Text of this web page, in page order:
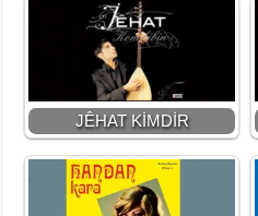
JÊHAT KİMDİR